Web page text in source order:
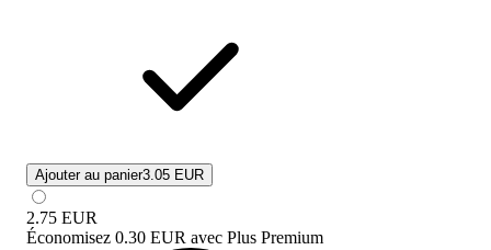
Ajouter au panier3.05 EUR
2.75 EUR
Économisez 0.30 EUR avec Plus Premium